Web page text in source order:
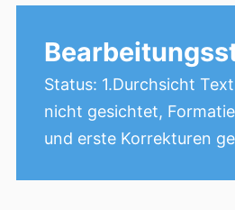
Status: 1.Durchsicht
nicht gesichtet,
und erste Korrekturen